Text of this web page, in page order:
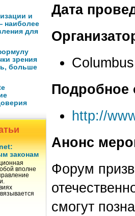
и
наиболее
для
зрения
больше
законам
вполне
Дата
Подробное
http://
Анонс
Форум
смогут